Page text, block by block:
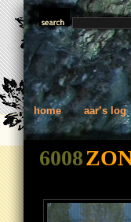
home aar’s log
6008